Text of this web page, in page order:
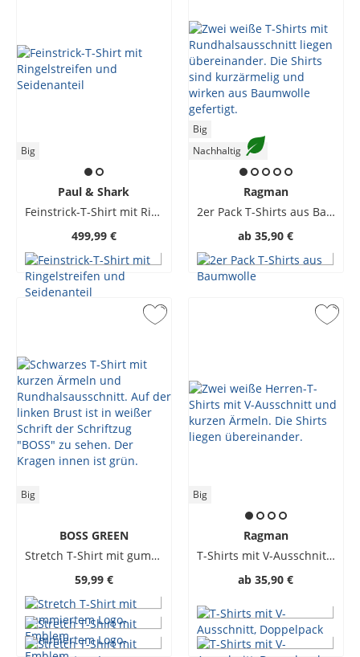
Big
Paul & Shark
Feinstrick-T-Shirt mit Ringelstreifen und Seidenanteil
499,99 €
Big
Nachhaltig
Ragman
2er Pack T-Shirts aus Baumwolle
ab 35,90 €
Big
BOSS GREEN
Stretch T-Shirt mit gummiertem Logo-Emblem
59,99 €
Big
Ragman
T-Shirts mit V-Ausschnitt, Doppelpack
ab 35,90 €